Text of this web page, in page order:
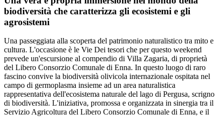
biodiversità che caratterizza gli ecosistemi e gli
agrosistemi
Una passeggiata alla scoperta del patrimonio naturalistico tra mito e
cultura. L'occasione è le Vie Dei tesori che per questo weekend
prevede un'escursione al compendio di Villa Zagaria, di proprietà
del Libero Consorzio Comunale di Enna. In questo luogo di raro
fascino convive la biodiversità olivicola internazionale ospitata nel
campo di germoplasma insieme ad un area naturalistica
rappresentativa dell'ecosistema naturale del lago di Pergusa, scrigno
di biodiversità. L'iniziativa, promossa e organizzata in sinergia tra il
Servizio Agricoltura del Libero Consorzio Comunale di Enna, e il